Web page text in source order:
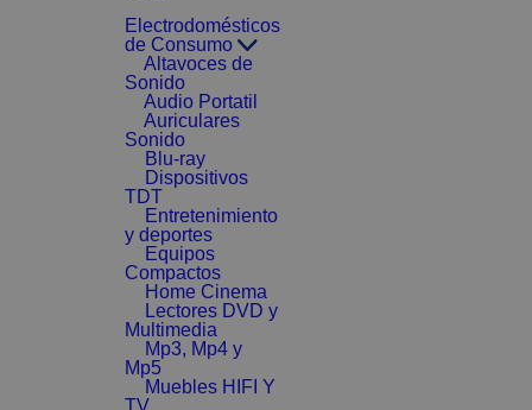
Electrodomésticos
de Consumo
Altavoces de
Sonido
Audio Portatil
Auriculares
Sonido
Blu-ray
Dispositivos
TDT
Entretenimiento
y deportes
Equipos
Compactos
Home Cinema
Lectores DVD y
Multimedia
Mp3, Mp4 y
Mp5
Muebles HIFI Y
TV